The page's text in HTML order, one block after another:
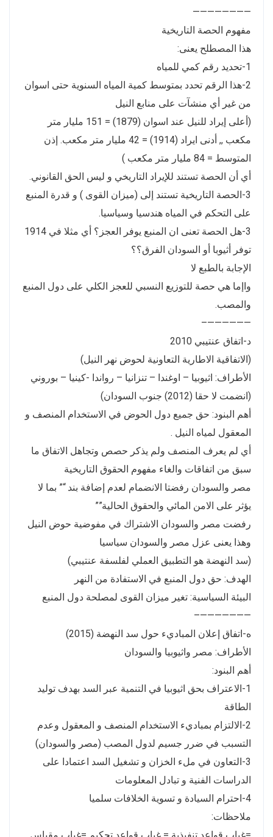
————————
مفهوم الحصة التاريخية
هذا المصطلح يعنى:
1-تحديد رقم كمي للمياه
2-هذا الرقم تحدد بمتوسط كمية المياه السنوية حتى اسوان
من غير أي منشآت على منابع النيل
(أعلى إيراد للنيل عند اسوان (1879) = 151 مليار متر
مكعب ,, أدنى ايراد (1914) = 42 مليار متر مكعب. إذن
المتوسط = 84 مليار متر مكعب )
أي أن الحصة تستند للإيراد التاريخي و ليس الحق القانوني.
3-الحصة التاريخية تستند إلى (ميزان القوى ) و قدرة المنبع
على التحكم في المياه هندسيا وسياسيا.
3-هل الحصة تعنى ان المنبع يوفر العجز؟ أي مثلا في 1914
توفر أثيوبا أو السودان الفرق؟؟
الإجابة بالطبع لا
واإما هي حصة للتوزيع النسبي للعجز الكلي على دول المنبع
والمصب.
——————–
د-اتفاق عنتيبي 2010
(الاتفاقية الاطارية التعاونية لحوض نهر النيل)
الأطراف: اثيوبيا – اوغندا – تنزانيا – رواندا -كينيا – بوروني
(انضمت لا حقا (2012) جنوب السودان)
أهم البنود: حق جميع دول الحوض في الاستخدام المنصف و
المعقول لمياه النيل .
أي لم يعرف المنصف ولم يذكر حصص وتجاهل الاتفاق ما
سبق من اتفاقات والغاء مفهوم الحقوق التاريخية
مصر والسودان رفضتا الانضمام لعدم إضافة بند “” بما لا
يؤثر على الامن المائي والحقوق الحالية””
رفضت مصر والسودان الاشتراك في مفوضية حوض النيل
وهذا يعنى عزل مصر والسودان سياسيا
(سد النهضة هو التطبيق العملي لفلسفة عنتيبي)
الهدف: حق دول المنبع في الاستفادة من النهر
البيئة السياسية: تغير ميزان القوى لمصلحة دول المنبع
———————–
ه-اتفاق إعلان المباديء حول سد النهضة (2015)
الأطراف: مصر واثيوبيا والسودان
أهم البنود:
1-الاعتراف بحق اثيوبيا في التنمية عبر السد بهدف توليد
الطاقة
2-الالتزام بمباديء الاستخدام المنصف و المعقول وعدم
التسبب في ضرر جسيم لدول المصب (مصر والسودان)
3-التعاون في ملء الخزان و تشغيل السد اعتمادا على
الدراسات الفنية و تبادل المعلومات
4-احترام السيادة و تسوية الخلافات سلميا
ملاحظات: